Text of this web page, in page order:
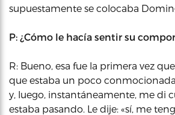
supuestamente se colocaba
P: ¿Cómo le hacía sentir su
R: Bueno, esa fue la primera vez
que estaba un poco
y, luego, instantáneamente, me di
estaba pasando. Le dije: «sí, me